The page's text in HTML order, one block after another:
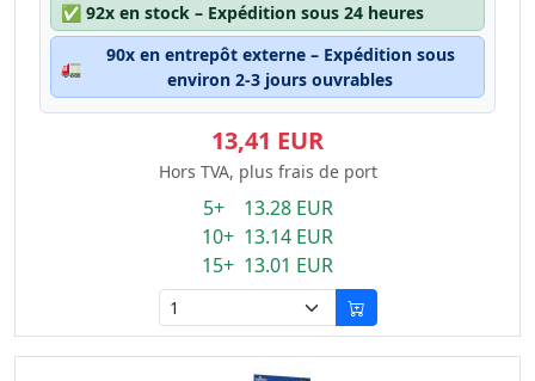
✅ 92x en stock – Expédition sous 24 heures
🚛
90x en entrepôt externe – Expédition sous
environ 2-3 jours ouvrables
13,41 EUR
Hors TVA, plus frais de port
5+ 13.28 EUR
10+ 13.14 EUR
15+ 13.01 EUR